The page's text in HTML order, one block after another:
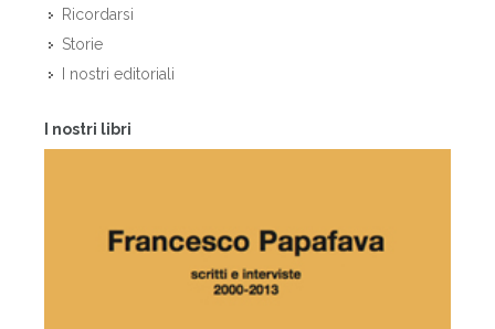
Ricordarsi
Storie
I nostri editoriali
I nostri libri